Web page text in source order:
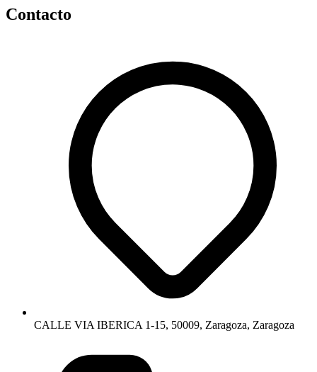
Contacto
CALLE VIA IBERICA 1-15, 50009, Zaragoza, Zaragoza